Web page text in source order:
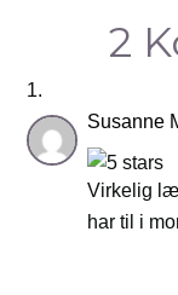
2
Susanne
Virkelig
har til i